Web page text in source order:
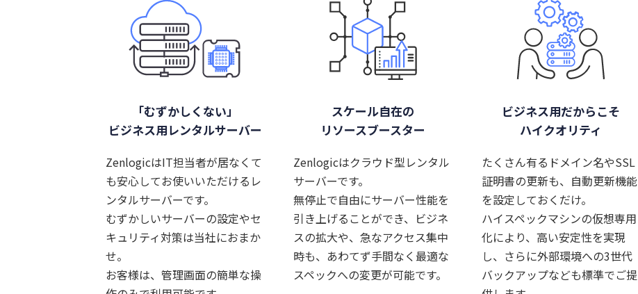
「むずかしくない」
ビジネス用レンタルサーバー
ZenlogicはIT担当者が居なくて
も安心してお使いいただけるレ
ンタルサーバーです。
むずかしいサーバーの設定やセ
キュリティ対策は当社におまか
せ。
お客様は、管理画面の簡単な操
スケール自在の
リソースブースター
Zenlogicはクラウド型レンタル
サーバーです。
無停止で自由にサーバー性能を
引き上げることができ、ビジネ
スの拡大や、急なアクセス集中
時も、あわてず手間なく最適な
スペックへの変更が可能です。
ビジネス用だからこそ
ハイクオリティ
たくさん有るドメイン名やSSL
証明書の更新も、自動更新機能
を設定しておくだけ。
ハイスペックマシンの仮想専用
化により、高い安定性を実現
し、さらに外部環境への3世代
バックアップなども標準でご提